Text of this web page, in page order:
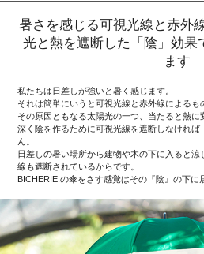
暑さを感じる可視光線と赤外
光と熱を遮断した「陰」効果
ます
私たちは日差しが強いと暑く感じます。
それは簡単にいうと可視光線と赤外線によるも
その原因ともなる太陽光の一つ、当たると熱に
深く陰を作るために可視光線を遮断しなけれ
ん。
日差しの暑い場所から建物や木の下に入ると
線も遮断されているからです。
BICHERIE.の傘をさす感覚はその『陰』の下に